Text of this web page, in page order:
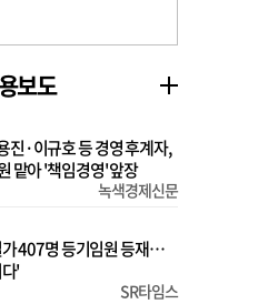
보도
·이규호 등 경영 후계자,
맡아 '책임경영' 앞장
녹색경제신문
407명 등기임원 등재…
'
SR타임스